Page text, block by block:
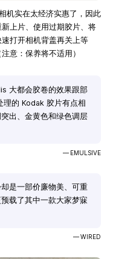
机实在太经济实惠了，因此
上片、使用过期胶片、将
打开相机背盖再关上等
意：保养将不适用）
大都会胶卷的效果跟部
的 Kodak 胶片有点相
出、金黄色和绿色调层
— EMULSIVE
是一部价廉物美、可重
载了其中一款大家梦寐
— WIRED